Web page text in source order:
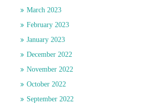
March 2023
February 2023
January 2023
December 2022
November 2022
October 2022
September 2022